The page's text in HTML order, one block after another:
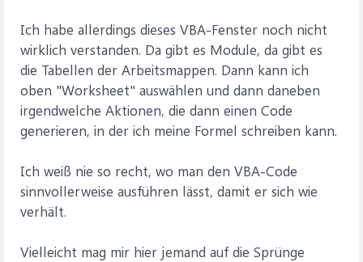
Ich habe allerdings dieses VBA-Fenster noch nicht
wirklich verstanden. Da gibt es Module, da gibt es
die Tabellen der Arbeitsmappen. Dann kann ich
oben "Worksheet" auswählen und dann daneben
irgendwelche Aktionen, die dann einen Code
generieren, in der ich meine Formel schreiben kann.
Ich weiß nie so recht, wo man den VBA-Code
sinnvollerweise ausführen lässt, damit er sich wie
verhält.
Vielleicht mag mir hier jemand auf die Sprünge